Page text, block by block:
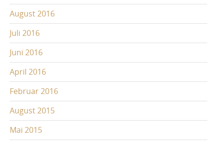
August 2016
Juli 2016
Juni 2016
April 2016
Februar 2016
August 2015
Mai 2015